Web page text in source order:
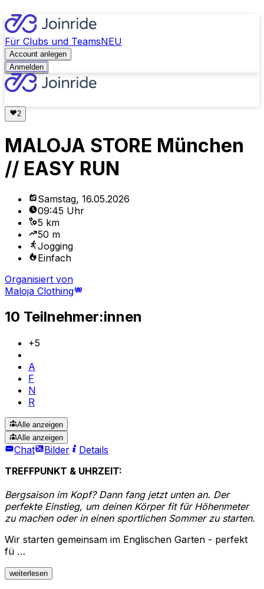
Für Clubs und TeamsNEU
Account anlegen
Anmelden
MALOJA STORE München
// EASY RUN
Samstag, 16.05.2026
09:45 Uhr
5 km
50 m
Jogging
Einfach
Organisiert von
Maloja Clothing
10 Teilnehmer:innen
+5
A
F
N
R
Alle anzeigen
Alle anzeigen
Chat Bilder
Details
TREFFPUNKT & UHRZEIT:
Bergsaison im Kopf? Dann fang jetzt unten an. Der
perfekte Einstieg, um deinen Körper fit für Höhenmeter
zu machen oder in einen sportlichen Sommer zu starten.
Wir starten gemeinsam im Englischen Garten - perfekt
fü …
weiterlesen